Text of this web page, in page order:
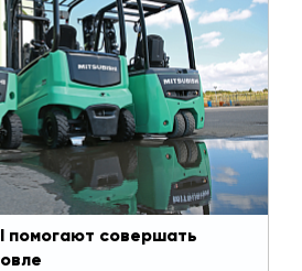
помогают совершать
(MHI) Group – один из
производителя погрузочно-
оборудования – предложил
инновационные решения. В
- более 600 различных
погрузчиков и складского
широкого спектра отраслей.